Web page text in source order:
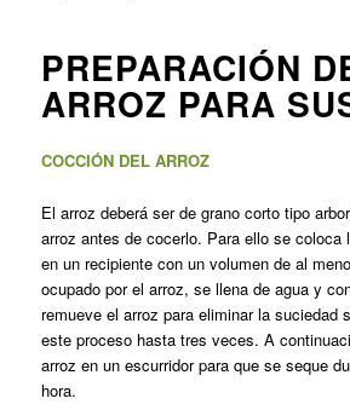
PREPARACIÓN
ARROZ PARA
COCCIÓN DEL ARROZ
El arroz deberá ser de grano corto tipo
arroz antes de cocerlo. Para ello se coloca
en un recipiente con un volumen de al
ocupado por el arroz, se llena de agua y
remueve el arroz para eliminar la suciedad
este proceso hasta tres veces. A
arroz en un escurridor para que se seque
hora.